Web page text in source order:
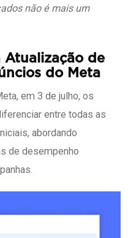
não é mais um
Atualização de
do Meta
em 3 de julho, os
entre todas as
abordando
de desempenho